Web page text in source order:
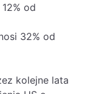
od
32% od
kolejne lata